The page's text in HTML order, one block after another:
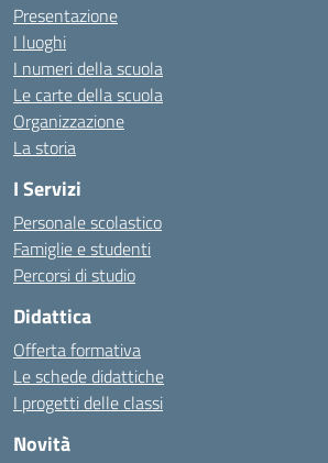
Presentazione
I luoghi
I numeri della scuola
Le carte della scuola
Organizzazione
La storia
I Servizi
Personale scolastico
Famiglie e studenti
Percorsi di studio
Didattica
Offerta formativa
Le schede didattiche
I progetti delle classi
Novità